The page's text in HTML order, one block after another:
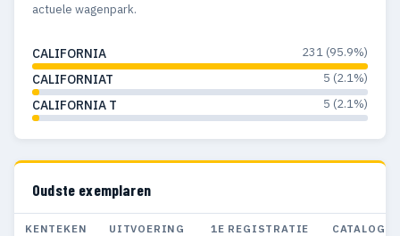
actuele wagenpark.
CALIFORNIA 231 (95.9%)
CALIFORNIAT 5 (2.1%)
CALIFORNIA T 5 (2.1%)
Oudste exemplaren
KENTEKEN UITVOERING 1E REGISTRATIE